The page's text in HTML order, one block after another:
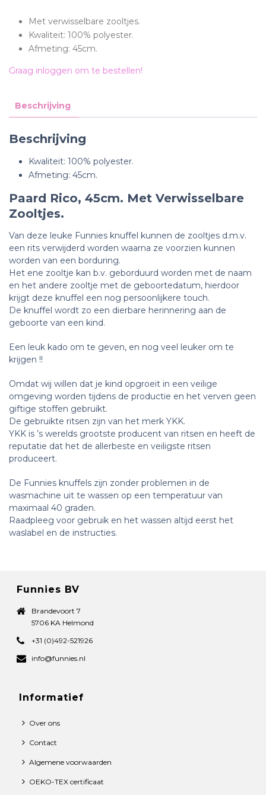
Met verwisselbare zooltjes.
Kwaliteit: 100% polyester.
Afmeting: 45cm.
Graag inloggen om te bestellen!
Beschrijving
Beschrijving
Kwaliteit: 100% polyester.
Afmeting: 45cm.
Paard Rico, 45cm. Met Verwisselbare
Zooltjes.
Van deze leuke Funnies knuffel kunnen de zooltjes d.m.v.
een rits verwijderd worden waarna ze voorzien kunnen
worden van een borduring.
Het ene zooltje kan b.v. geborduurd worden met de naam
en het andere zooltje met de geboortedatum, hierdoor
krijgt deze knuffel een nog persoonlijkere touch.
De knuffel wordt zo een dierbare herinnering aan de
geboorte van een kind.
Een leuk kado om te geven, en nog veel leuker om te
krijgen !!
Omdat wij willen dat je kind opgroeit in een veilige
omgeving worden tijdens de productie en het verven geen
giftige stoffen gebruikt.
De gebruikte ritsen zijn van het merk YKK.
YKK is ’s werelds grootste producent van ritsen en heeft de
reputatie dat het de allerbeste en veiligste ritsen
produceert.
De Funnies knuffels zijn zonder problemen in de
wasmachine uit te wassen op een temperatuur van
maximaal 40 graden.
Raadpleeg voor gebruik en het wassen altijd eerst het
waslabel en de instructies.
Funnies BV
Brandevoort 7
5706 KA Helmond
+31 (0)492-521926
info@funnies.nl
Informatief
Over ons
Contact
Algemene voorwaarden
OEKO-TEX certificaat